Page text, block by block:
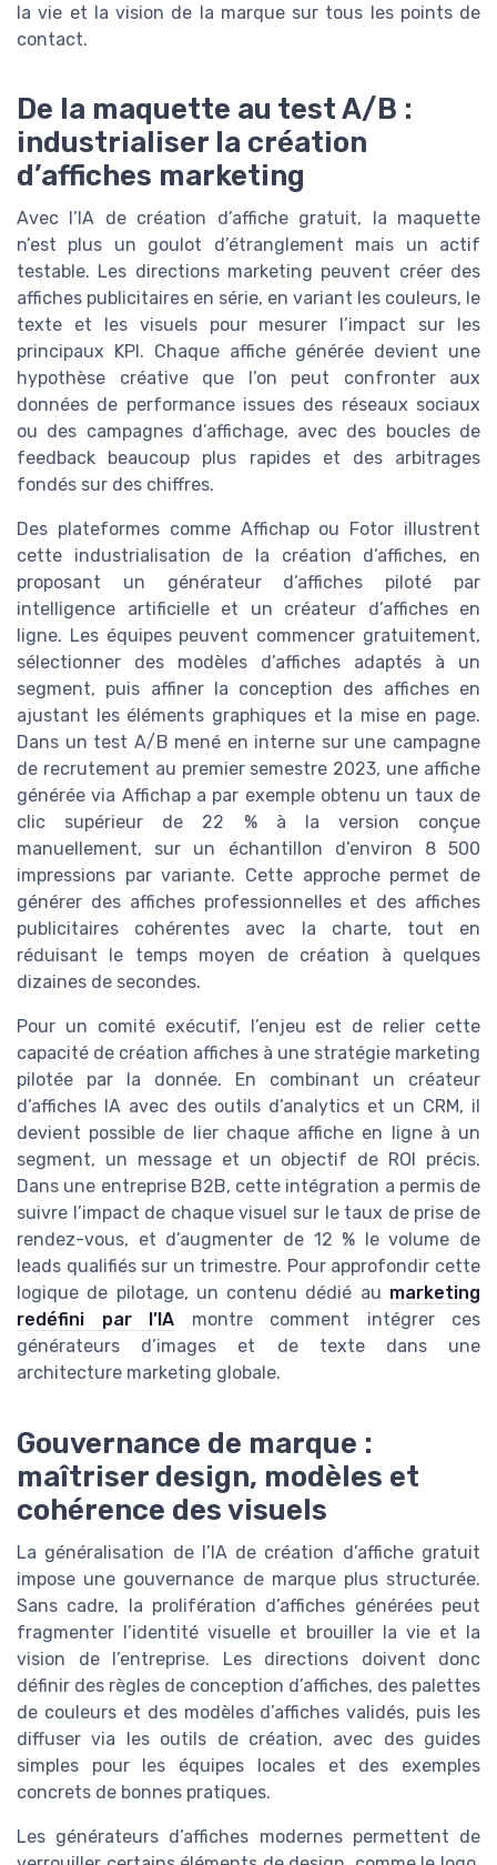
la vie et la vision de la marque sur tous les points de
contact.
De la maquette au test A/B :
industrialiser la création
d’affiches marketing
Avec l’IA de création d’affiche gratuit, la maquette
n’est plus un goulot d’étranglement mais un actif
testable. Les directions marketing peuvent créer des
affiches publicitaires en série, en variant les couleurs, le
texte et les visuels pour mesurer l’impact sur les
principaux KPI. Chaque affiche générée devient une
hypothèse créative que l’on peut confronter aux
données de performance issues des réseaux sociaux
ou des campagnes d’affichage, avec des boucles de
feedback beaucoup plus rapides et des arbitrages
fondés sur des chiffres.
Des plateformes comme Affichap ou Fotor illustrent
cette industrialisation de la création d’affiches, en
proposant un générateur d’affiches piloté par
intelligence artificielle et un créateur d’affiches en
ligne. Les équipes peuvent commencer gratuitement,
sélectionner des modèles d’affiches adaptés à un
segment, puis affiner la conception des affiches en
ajustant les éléments graphiques et la mise en page.
Dans un test A/B mené en interne sur une campagne
de recrutement au premier semestre 2023, une affiche
générée via Affichap a par exemple obtenu un taux de
clic supérieur de 22 % à la version conçue
manuellement, sur un échantillon d’environ 8 500
impressions par variante. Cette approche permet de
générer des affiches professionnelles et des affiches
publicitaires cohérentes avec la charte, tout en
réduisant le temps moyen de création à quelques
dizaines de secondes.
Pour un comité exécutif, l’enjeu est de relier cette
capacité de création affiches à une stratégie marketing
pilotée par la donnée. En combinant un créateur
d’affiches IA avec des outils d’analytics et un CRM, il
devient possible de lier chaque affiche en ligne à un
segment, un message et un objectif de ROI précis.
Dans une entreprise B2B, cette intégration a permis de
suivre l’impact de chaque visuel sur le taux de prise de
rendez-vous, et d’augmenter de 12 % le volume de
leads qualifiés sur un trimestre. Pour approfondir cette
logique de pilotage, un contenu dédié au marketing
redéfini par l’IA montre comment intégrer ces
générateurs d’images et de texte dans une
architecture marketing globale.
Gouvernance de marque :
maîtriser design, modèles et
cohérence des visuels
La généralisation de l’IA de création d’affiche gratuit
impose une gouvernance de marque plus structurée.
Sans cadre, la prolifération d’affiches générées peut
fragmenter l’identité visuelle et brouiller la vie et la
vision de l’entreprise. Les directions doivent donc
définir des règles de conception d’affiches, des palettes
de couleurs et des modèles d’affiches validés, puis les
diffuser via les outils de création, avec des guides
simples pour les équipes locales et des exemples
concrets de bonnes pratiques.
Les générateurs d’affiches modernes permettent de